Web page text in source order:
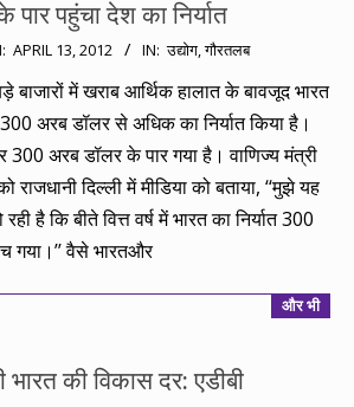
पहुंचा देश का निर्यात
APRIL 13, 2012 IN: उद्योग,गौरतलब
बाजारों में खराब आर्थिक हालात के बावजूद भारत
अरब डॉलर से अधिक का निर्यात किया है।
300 अरब डॉलर के पार गया है। वाणिज्य मंत्री
दिल्ली में मीडिया को बताया, ‘‘मुझे यह
है कि बीते वित्त वर्ष में भारत का निर्यात 300
वैसे भारतऔर
और भी
की विकास दर: एडीबी